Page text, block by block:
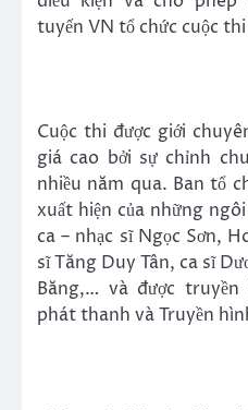
tuyến VN tổ chức cuộc
Cuộc thi được giới
giá cao bởi sự chỉnh
nhiều năm qua. Ban tổ
xuất hiện của những
ca – nhạc sĩ Ngọc Sơn,
sĩ Tăng Duy Tân, ca sĩ
Băng,… và được
phát thanh và Truyền